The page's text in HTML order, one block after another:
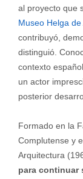
al proyecto que
Museo Helga de
contribuyó,
distinguió.
contexto
un actor
posterior
Formado en la
Complutense y
Arquitectura
para continuar